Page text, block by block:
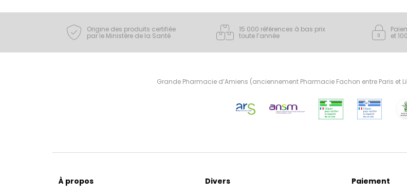
Origine des produits certifiée
par le Ministère de la Santé
15 000 références à bas prix
toute l’année et
Grande Pharmacie d’Amiens (anciennement Pharmacie Fachon entre Paris et
À propos Divers Paiement